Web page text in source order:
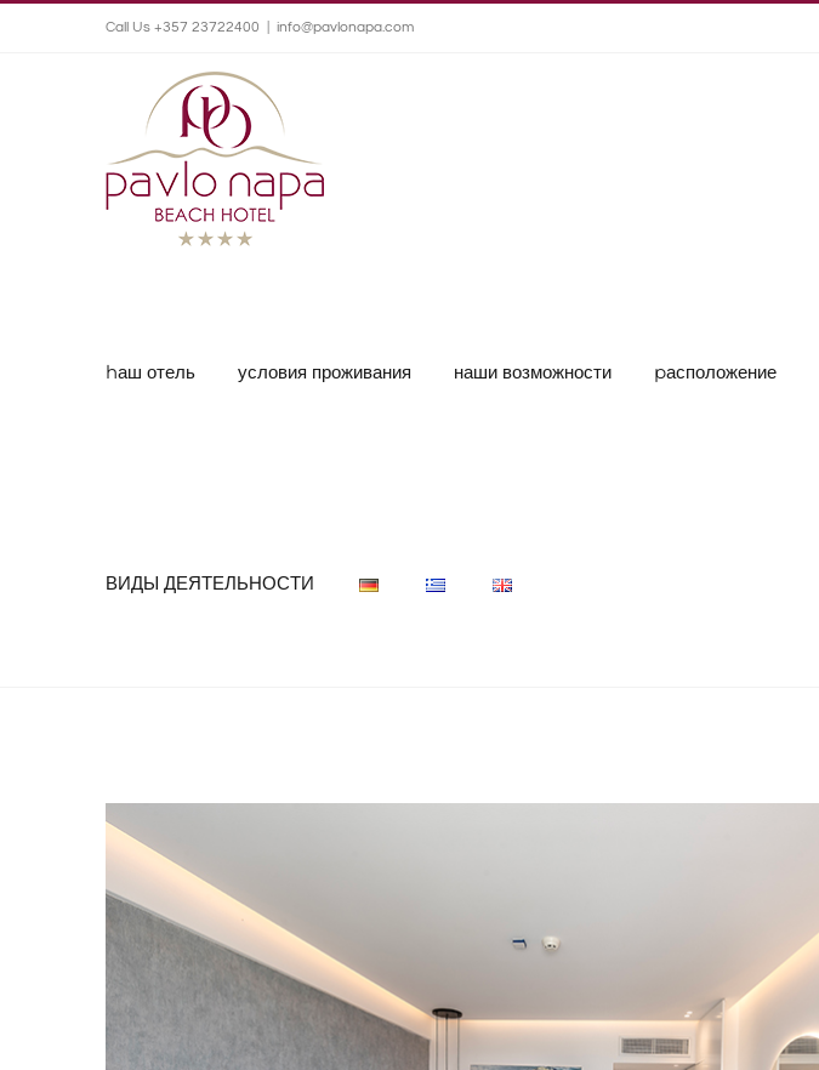
Call Us +357 23722400 info@pavlonapa.com
hаш отель условия проживания наши возможности pасположение
ВИДЫ ДЕЯТЕЛЬНОСТИ
View
Larger
Image